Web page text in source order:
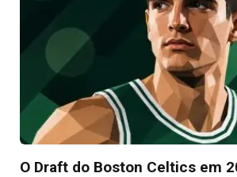
O Draft do Boston Celtics em